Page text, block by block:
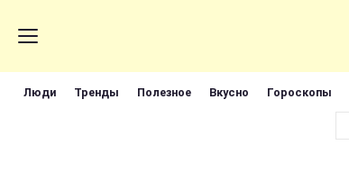
Люди Тренды Полезное Вкусно Гороскопы